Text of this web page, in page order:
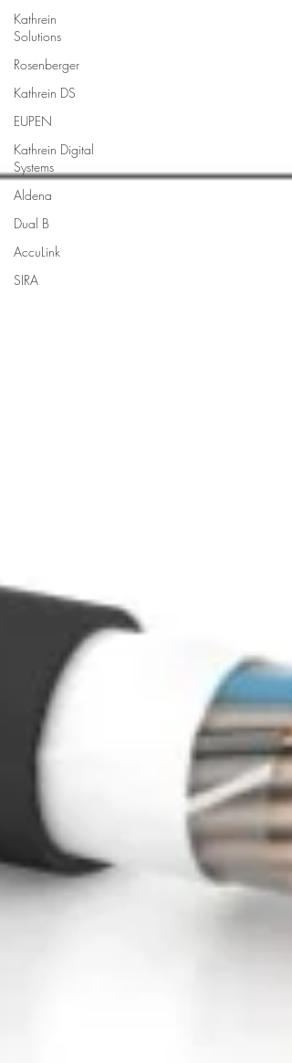
Kathrein
Solutions
Rosenberger
Kathrein DS
EUPEN
Kathrein Digital
Systems
Aldena
Dual B
AccuLink
SIRA